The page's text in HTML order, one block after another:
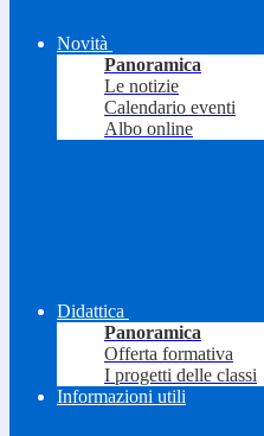
Novità
Panoramica
Le notizie
Calendario eventi
Albo online
Didattica
Panoramica
Offerta formativa
I progetti delle classi
Informazioni utili